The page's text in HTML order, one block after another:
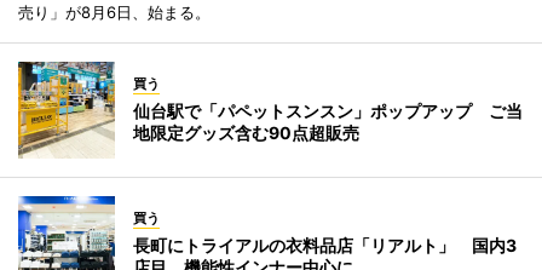
売り」が8月6日、始まる。
買う
仙台駅で「パペットスンスン」ポップアップ ご当
地限定グッズ含む90点超販売
買う
長町にトライアルの衣料品店「リアルト」 国内3